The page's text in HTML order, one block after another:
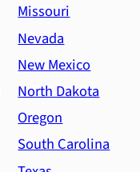
Missouri
Nevada
New Mexico
North Dakota
Oregon
South Carolina